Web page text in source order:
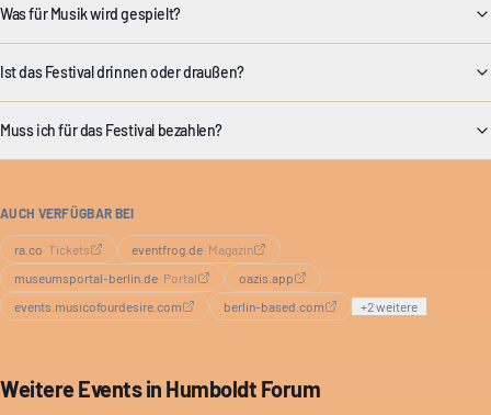
Was für Musik wird gespielt?
Ist das Festival drinnen oder draußen?
Muss ich für das Festival bezahlen?
AUCH VERFÜGBAR BEI
ra.co· Tickets eventfrog.de· Magazin
museumsportal-berlin.de· Portal
oazis.app
events.musicofourdesire.com
berlin-based.com +2weitere
Weitere Events in Humboldt Forum